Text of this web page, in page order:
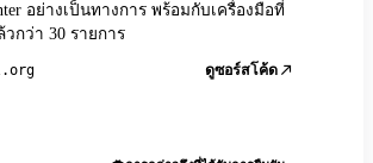
อย่างเป็นทางการ พร้อมกับเครื่องมือที่
กว่า 30 รายการ
ดูซอร์สโค้ด